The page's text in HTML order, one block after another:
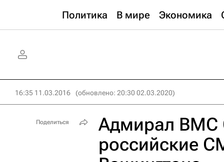
Политика В мире Экономика
16:35 11.03.2016 (обновлено: 20:30 02.03.2020)
Адмирал ВМС
российские
Поделиться